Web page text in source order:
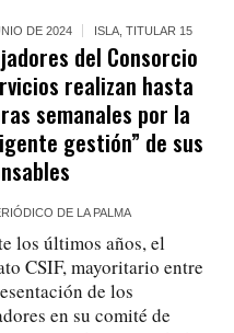
DE 2024 ISLA ,TITULAR 15
del Consorcio
realizan hasta
semanales por la
gestión” de sus
DE LA PALMA
los últimos años, el
CSIF, mayoritario entre
de los
en su comité de